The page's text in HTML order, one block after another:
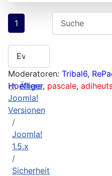
1
Moderatoren: Tribal6,
Hoefliger, pascale,
Ältere
Joomla!
Versionen
Joomla!
1.5.x
Sicherheit